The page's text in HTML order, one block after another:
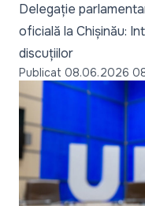
Delegație
oficială la Chișinău:
discuțiilor
Publicat 08.06.2026